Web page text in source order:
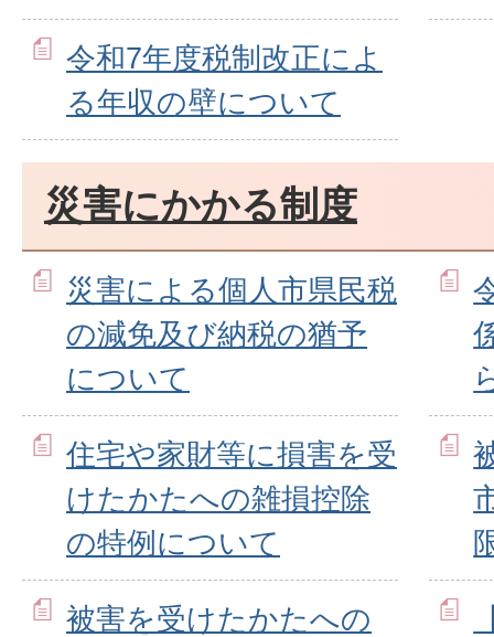
令和7年度税制改正によ
る年収の壁について
災害にかかる制度
災害による個人市県民税
の減免及び納税の猶予
について
住宅や家財等に損害を受
けたかたへの雑損控除
の特例について
被害を受けたかたへの